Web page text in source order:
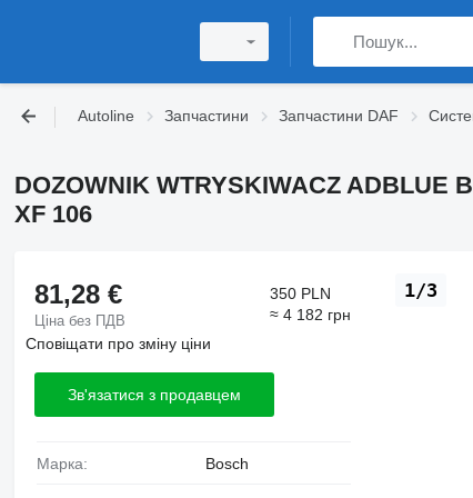
Autoline Запчастини Запчастини DAF
DOZOWNIK WTRYSKIWACZ ADBLUE
XF 106
1/3
81,28 €
Ціна без ПДВ
350 PLN
≈ 4 182 грн
Сповіщати про зміну ціни
Зв'язатися з продавцем
Марка: Bosch